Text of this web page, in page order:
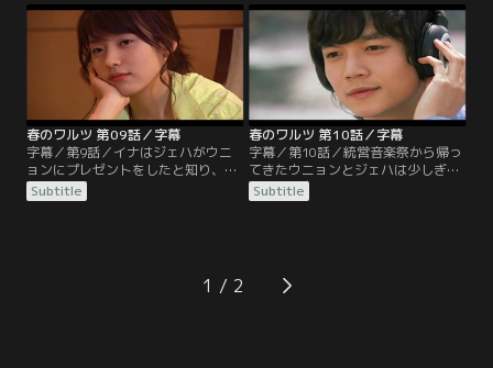
する。ジェハも自分の行動に疑問を
持ちはじめ、フィリップに電話をし
謝る。ウニョンはジェハの行動によ
って心は複雑に。そしてウニョンが
故郷に行ったことを知ったフィリッ
プは、青山島に向かう。
のが嫌だった。状況が変わったウニ
ョンはミジョンの言葉を思い出し、
ジェハに助けを求める。一方でフィ
リップはウニョンを助ける方法を考
えていたが…。
春のワルツ 第09話／字幕
字幕／第9話／イナはジェハがウニ
ョンにプレゼントをしたと知り、悲
しむ。ウニョンは初日の仕事を終
え、ロードマネージャーにも少しず
はジェハの気難しさがさほど不快で
はなかったが、フィリップはウニョ
Subtitle
春のワルツ 第10話／字幕
字幕／第10話／統営音楽祭から帰っ
てきたウニョンとジェハは少しぎこ
ちなく、自然と距離を置いて行動す
るようになる。教会でのレコーディ
ョンに少しずつその気持ちを表し、
ウニョンもそれに心が揺れていた。
Subtitle
1